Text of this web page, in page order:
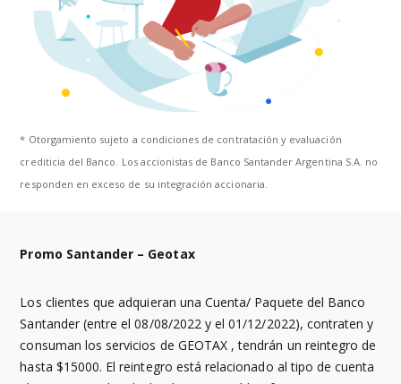
* Otorgamiento sujeto a condiciones de contratación y evaluación
crediticia del Banco. Los accionistas de Banco Santander Argentina S.A. no
responden en exceso de su integración accionaria.
Promo Santander – Geotax
Los clientes que adquieran una Cuenta/ Paquete del Banco
Santander (entre el 08/08/2022 y el 01/12/2022), contraten y
consuman los servicios de GEOTAX , tendrán un reintegro de
hasta $15000. El reintegro está relacionado al tipo de cuenta